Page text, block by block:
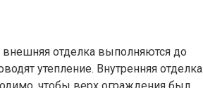
внешняя отделка выполняются до
утепление. Внутренняя отделка